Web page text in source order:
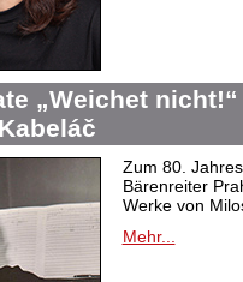
„Weichet
Zum 80.
Bärenreiter
Werke von
Mehr...